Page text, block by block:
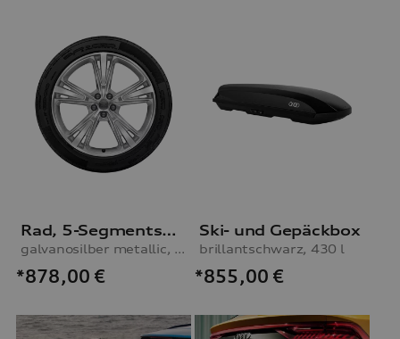
Rad, 5-Segmentspeichen
galvanosilber metallic, 10,0Jx21, Winterreifen 285/45 R21 113V XL
*878,00 €
Ski- und Gepäckbox
brillantschwarz, 430 l
*855,00 €